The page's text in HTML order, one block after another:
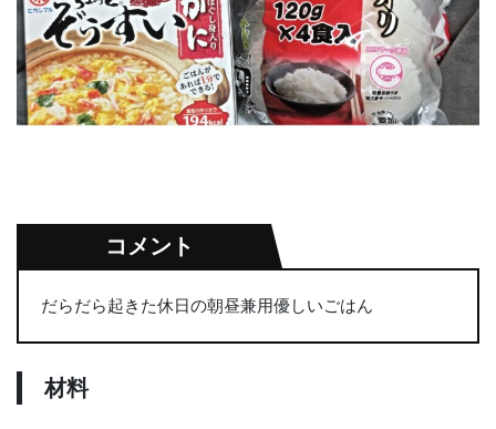
コメント
だらだら起きた休日の朝昼兼用優しいごはん
材料